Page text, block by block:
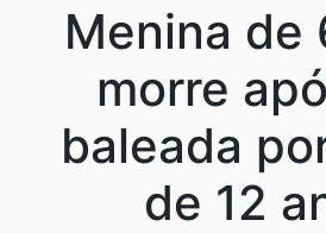
Menina de
morre
baleada
de 12